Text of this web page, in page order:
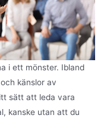
i ett mönster. Ibland
och känslor av
sätt att leda vara
kanske utan att du